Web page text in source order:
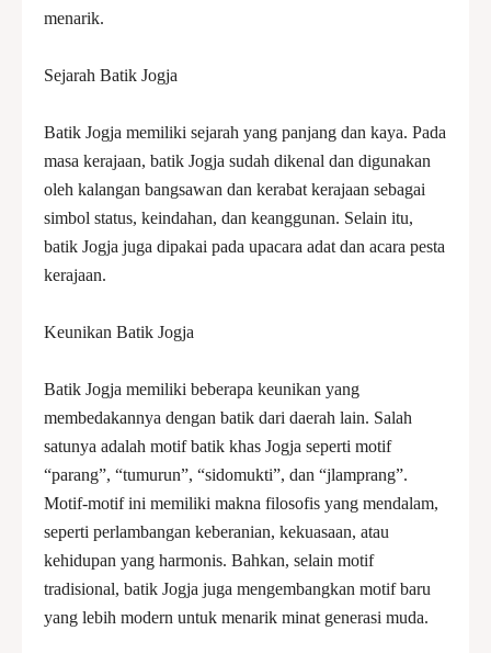
menarik.
Sejarah Batik Jogja
Batik Jogja memiliki sejarah yang panjang dan kaya. Pada
masa kerajaan, batik Jogja sudah dikenal dan digunakan
oleh kalangan bangsawan dan kerabat kerajaan sebagai
simbol status, keindahan, dan keanggunan. Selain itu,
batik Jogja juga dipakai pada upacara adat dan acara pesta
kerajaan.
Keunikan Batik Jogja
Batik Jogja memiliki beberapa keunikan yang
membedakannya dengan batik dari daerah lain. Salah
satunya adalah motif batik khas Jogja seperti motif
“parang”, “tumurun”, “sidomukti”, dan “jlamprang”.
Motif-motif ini memiliki makna filosofis yang mendalam,
seperti perlambangan keberanian, kekuasaan, atau
kehidupan yang harmonis. Bahkan, selain motif
tradisional, batik Jogja juga mengembangkan motif baru
yang lebih modern untuk menarik minat generasi muda.